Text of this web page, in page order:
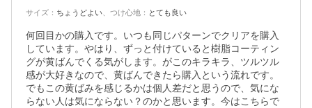
サイズ ： ちょうどよい つけ心地 ： とても良い
何回目かの購入です。いつも同じパターンでクリアを購入
しています。やはり、ずっと付けていると樹脂コーティン
グが黄ばんでくる気がします。がこのキラキラ、ツルツル
感が大好きなので、黄ばんできたら購入という流れです。
でもこの黄ばみを感じるかは個人差だと思うので、気にな
らない人は気にならない？のかと思います。今はこちらで